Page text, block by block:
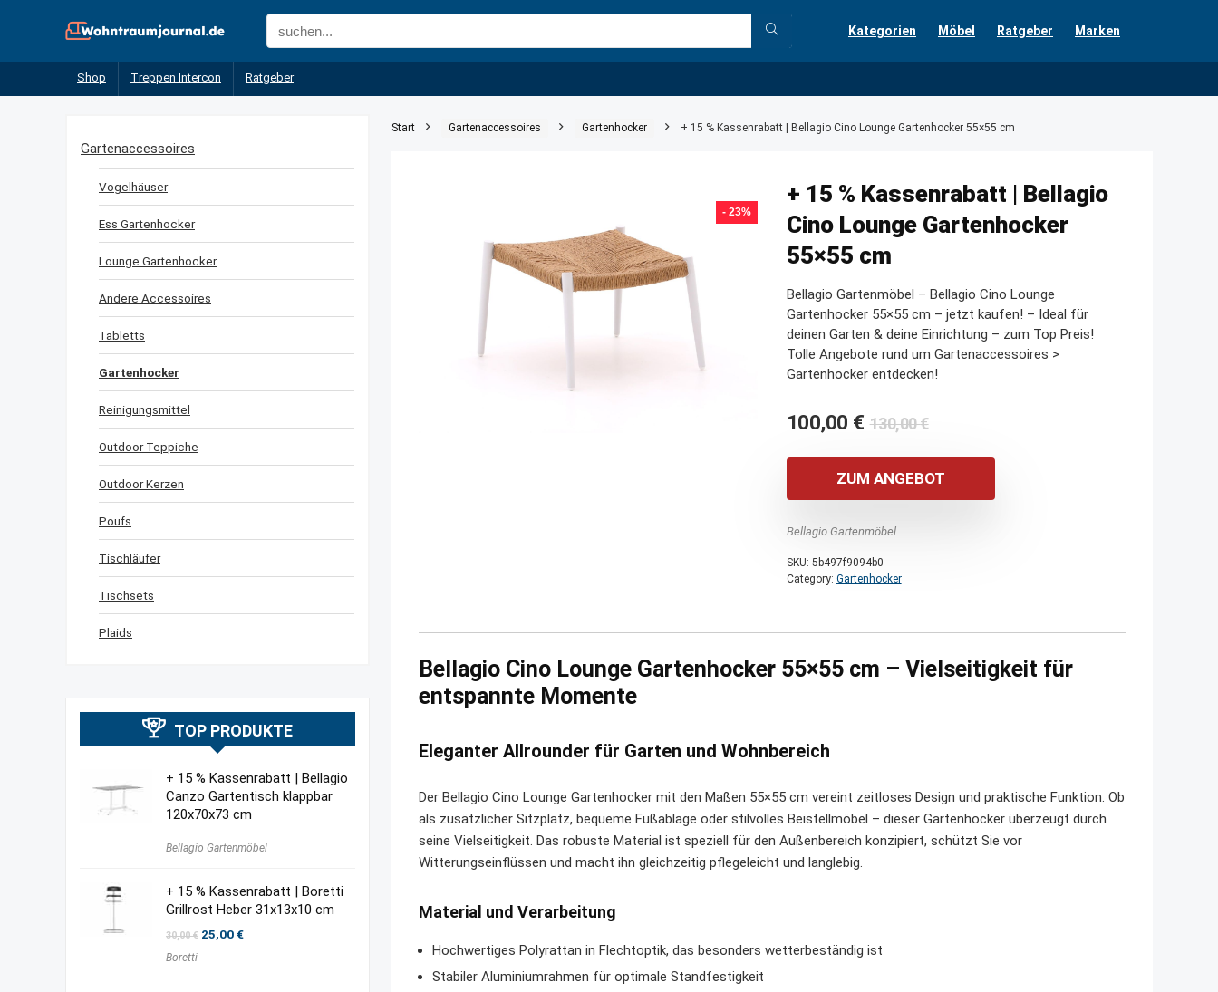
Kategorien Möbel Ratgeber Marken
Shop Treppen Intercon Ratgeber
Start Gartenaccessoires Gartenhocker + 15 % Kassenrabatt | Bellagio Cino Lounge Gartenhocker 55×55 cm
- 23%
+ 15 % Kassenrabatt | Bellagio
Cino Lounge Gartenhocker
55×55 cm
Bellagio Gartenmöbel – Bellagio Cino Lounge
Gartenhocker 55×55 cm – jetzt kaufen! – Ideal für
deinen Garten & deine Einrichtung – zum Top Preis!
Tolle Angebote rund um Gartenaccessoires >
Gartenhocker entdecken!
130,00€Ursprünglicher
war:
130,00 €
100,00 €
Aktueller
ist:
100,00 €.
ZUM ANGEBOT
Bellagio Gartenmöbel
SKU: 5b497f9094b0
Category: Gartenhocker
Bellagio Cino Lounge Gartenhocker 55×55 cm – Vielseitigkeit für
entspannte Momente
Eleganter Allrounder für Garten und Wohnbereich
Der Bellagio Cino Lounge Gartenhocker mit den Maßen 55×55 cm vereint zeitloses Design und praktische Funktion. Ob
als zusätzlicher Sitzplatz, bequeme Fußablage oder stilvolles Beistellmöbel – dieser Gartenhocker überzeugt durch
seine Vielseitigkeit. Das robuste Material ist speziell für den Außenbereich konzipiert, schützt Sie vor
Witterungseinflüssen und macht ihn gleichzeitig pflegeleicht und langlebig.
Material und Verarbeitung
Hochwertiges Polyrattan in Flechtoptik, das besonders wetterbeständig ist
Stabiler Aluminiumrahmen für optimale Standfestigkeit
Gartenaccessoires
Vogelhäuser
Ess Gartenhocker
Lounge Gartenhocker
Andere Accessoires
Tabletts
Gartenhocker
Reinigungsmittel
Outdoor Teppiche
Outdoor Kerzen
Poufs
Tischläufer
Tischsets
Plaids
TOP PRODUKTE
+ 15 % Kassenrabatt | Bellagio
Canzo Gartentisch klappbar
120x70x73 cm
Bellagio Gartenmöbel
+ 15 % Kassenrabatt | Boretti
Grillrost Heber 31x13x10 cm
30,00€ Ursprünglicher
25,00€Aktueller
Boretti